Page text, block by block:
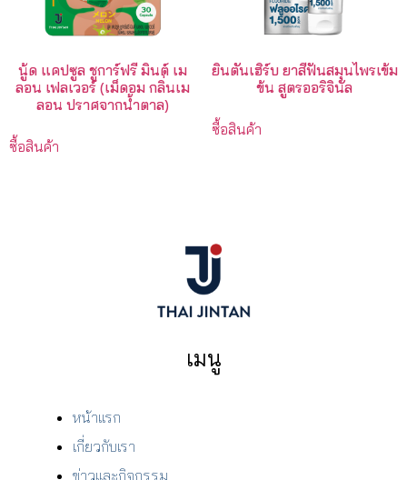
นู้ด แคปซูล ชูการ์ฟรี มินต์ เม
ลอน เฟลเวอร์ (เม็ดอม กลิ่นเม
ลอน ปราศจากน้ําตาล)
ซื้อสินค้า
ยินตันเฮิร์บ ยาสีฟันสมุนไพรเข้ม
ข้น สูตรออริจินัล
ซื้อสินค้า
เมนู
หน้าแรก
เกี่ยวกับเรา
ข่าวและกิจกรรม